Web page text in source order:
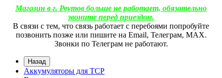
Магазин в г. Реутов больше не работает, обязательно
звоните перед приездом.
В связи с тем, что связь работает с перебоями попробуйте
позвонить позже или пишите на Email, Телеграм, МАХ.
Звонки по Телеграм не работают.
Назад
Аккумуляторы для ТСР